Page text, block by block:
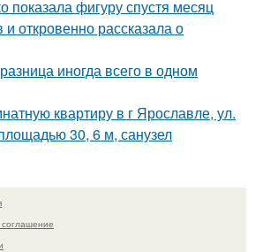
показала фигуру спустя месяц
и откровенно рассказала о
иногда всего в одном
квартиру в г Ярославле, ул.
30, 6 м, санузел
соглашение